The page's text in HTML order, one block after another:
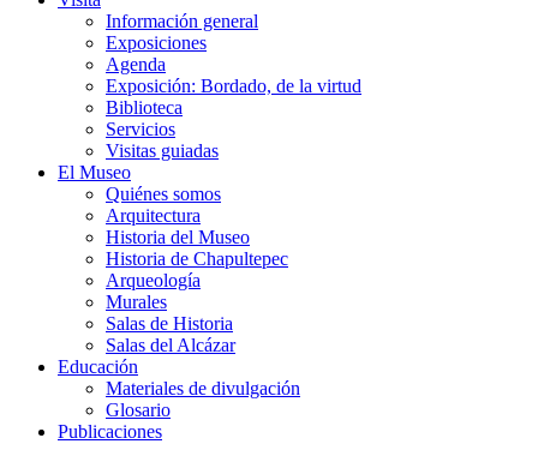
Información general
Exposiciones
Agenda
Exposición: Bordado, de la virtud
Biblioteca
Servicios
Visitas guiadas
El Museo
Quiénes somos
Arquitectura
Historia del Museo
Historia de Chapultepec
Arqueología
Murales
Salas de Historia
Salas del Alcázar
Educación
Materiales de divulgación
Glosario
Publicaciones